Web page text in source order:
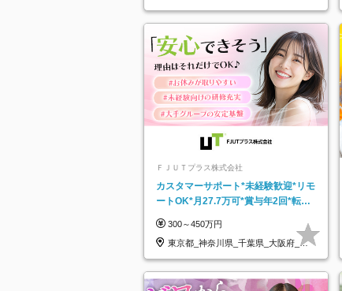
ＦＪＵＴプラス株式会社
カスタマーサポート*未経験歓迎*リモ
ートOK*月27.7万可*賞与年2回*転勤
300～450万円
東京都_神奈川県_千葉県_大阪府_愛
知県…